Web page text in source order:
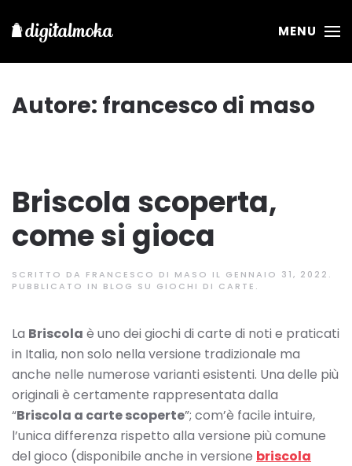
MENU
Autore: francesco di maso
Briscola scoperta,
come si gioca
SCRITTO DA FRANCESCO DI MASO IL GENNAIO 31, 2022 .
PUBBLICATO IN BLOG SU GIOCHI DI CARTE .
La Briscola è uno dei giochi di carte di noti e praticati
in Italia, non solo nella versione tradizionale ma
anche nelle numerose varianti esistenti. Una delle più
originali è certamente rappresentata dalla
“Briscola a carte scoperte”; com’è facile intuire,
l’unica differenza rispetto alla versione più comune
del gioco (disponibile anche in versione briscola